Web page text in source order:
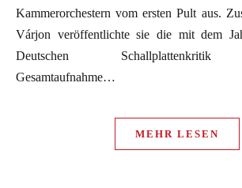
Kammerorchestern vom ersten Pult aus.
Várjon veröffentlichte sie die mit dem
Deutschen Schallplattenkritik
Gesamtaufnahme…
MEHR LESEN